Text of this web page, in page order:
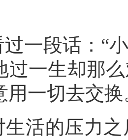
一段话：“
过一生却那
用一切去交换
生活的压力